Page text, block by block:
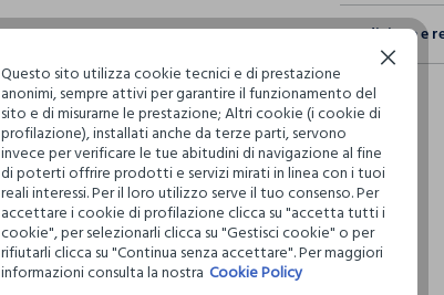
Sicurezza
Il 100%
fisici, per
definito per
restrittivi
Clicca qui
I nostri
COSNOVA
Spedizione e
Hai fino a
per
Questo sito utilizza cookie tecnici e di prestazione
anonimi, sempre attivi per garantire il funzionamento del
sito e di misurarne le prestazione; Altri cookie (i cookie di
profilazione), installati anche da terze parti, servono
invece per verificare le tue abitudini di navigazione al fine
di poterti offrire prodotti e servizi mirati in linea con i tuoi
reali interessi. Per il loro utilizzo serve il tuo consenso. Per
accettare i cookie di profilazione clicca su "accetta tutti i
cookie", per selezionarli clicca su "Gestisci cookie" o per
rifiutarli clicca su "Continua senza accettare". Per maggiori
informazioni consulta la nostra Cookie Policy
Continua senza accettare